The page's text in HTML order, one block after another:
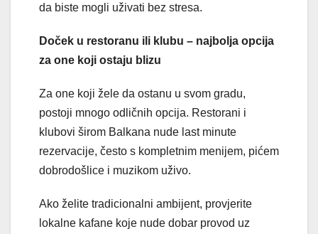
da biste mogli uživati bez stresa.
Doček u restoranu ili klubu – najbolja opcija
za one koji ostaju blizu
Za one koji žele da ostanu u svom gradu,
postoji mnogo odličnih opcija. Restorani i
klubovi širom Balkana nude last minute
rezervacije, često s kompletnim menijem, pićem
dobrodošlice i muzikom uživo.
Ako želite tradicionalni ambijent, provjerite
lokalne kafane koje nude dobar provod uz